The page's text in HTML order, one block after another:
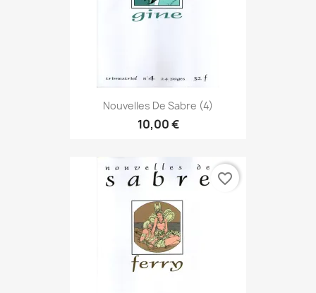
Nouvelles De Sabre (4)
10,00 €
favorite_border